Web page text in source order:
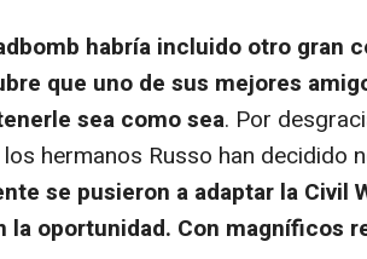
habría incluido otro gran
que uno de sus mejores
sea como sea. Por
hermanos Russo han decidido
se pusieron a adaptar la Civil
la oportunidad. Con magníficos